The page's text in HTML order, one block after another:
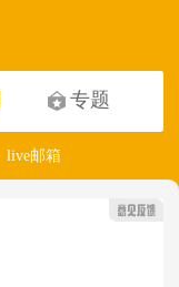
专题
live邮箱